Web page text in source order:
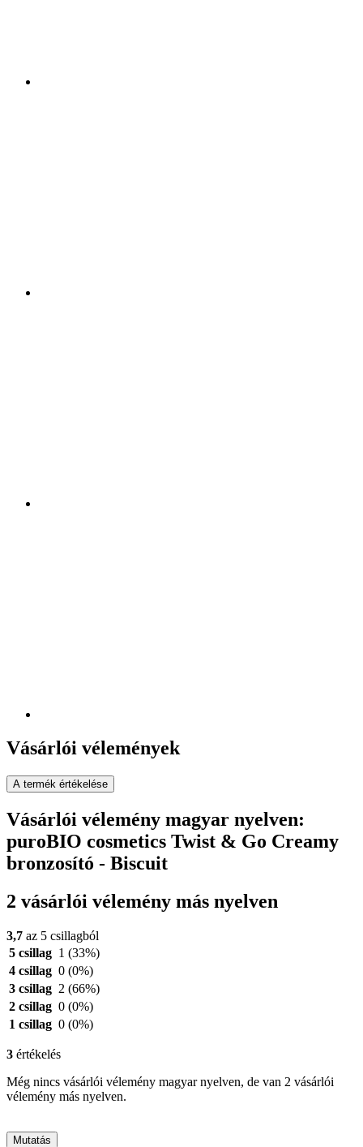
Vásárlói vélemények
A termék értékelése
Vásárlói vélemény magyar nyelven:
puroBIO cosmetics Twist & Go Creamy
bronzosító - Biscuit
2 vásárlói vélemény más nyelven
3,7 az 5 csillagból
5 csillag 1 (33%)
4 csillag 0 (0%)
3 csillag 2 (66%)
2 csillag 0 (0%)
1 csillag 0 (0%)
3 értékelés
Még nincs vásárlói vélemény magyar nyelven, de van 2 vásárlói
vélemény más nyelven.
Mutatás